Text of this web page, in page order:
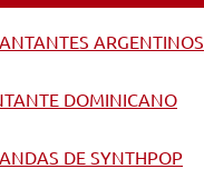
ARGENTINOS
DOMINICANO
DE SYNTHPOP